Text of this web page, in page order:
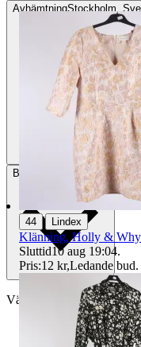
AvhämtningStockholm,
Betalning Via Tradera
Välj till köparskydd
44 | Lindex
Klänning, Holly &
Sluttid10 aug 19:04.
Pris:12 kr,Ledande bud.